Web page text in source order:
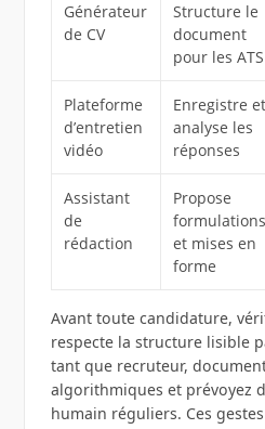
Générateur
de CV
Structure le
document
pour les ATS
Plateforme
d’entretien
vidéo
Enregistre et
analyse les
réponses
Assistant
de
rédaction
Propose
formulations
et mises en
forme
Avant toute candidature,
respecte la structure lisible
tant que recruteur,
algorithmiques et prévoyez
humain réguliers. Ces